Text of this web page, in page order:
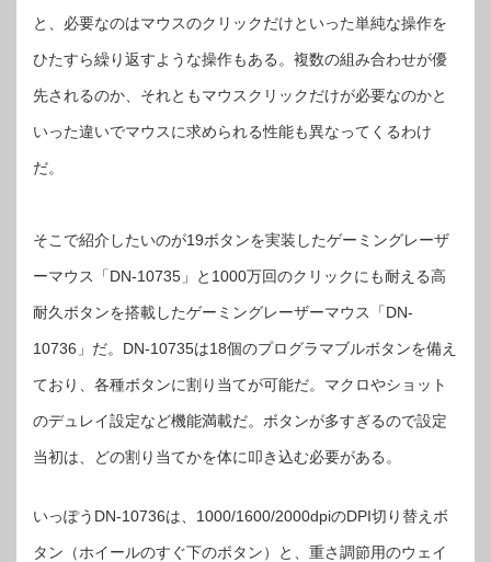
ン」
と
耐
久」
ゲ
ー
ン
ウ
は
と、必要なのはマウスのクリックだけといった単純な操作を
ひたすら繰り返すような操作もある。複数の組み合わせが優
先されるのか、それともマウスクリックだけが必要なのかと
いった違いでマウスに求められる性能も異なってくるわけ
だ。
そこで紹介したいのが19ボタンを実装したゲーミングレーザ
ーマウス「DN-10735」と1000万回のクリックにも耐える高
耐久ボタンを搭載したゲーミングレーザーマウス「DN-
10736」だ。DN-10735は18個のプログラマブルボタンを備え
ており、各種ボタンに割り当てが可能だ。マクロやショット
のデュレイ設定など機能満載だ。ボタンが多すぎるので設定
当初は、どの割り当てかを体に叩き込む必要がある。
いっぽうDN-10736は、1000/1600/2000dpiのDPI切り替えボ
タン（ホイールのすぐ下のボタン）と、重さ調節用のウェイ